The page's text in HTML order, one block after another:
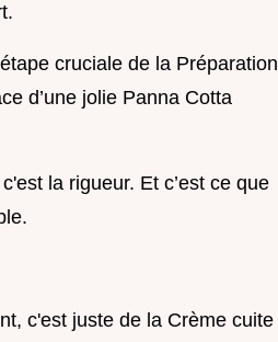
cruciale de la Préparation
d’une jolie Panna Cotta
la rigueur. Et c’est ce que
c'est juste de la Crème cuite